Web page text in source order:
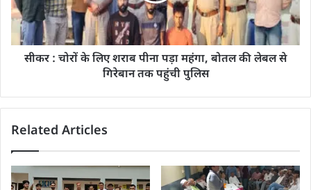
सीकर : चोरों के लिए शराब पीना पड़ा महंगा, बोतल की लेबल से
गिरेबान तक पहुंची पुलिस
Related Articles